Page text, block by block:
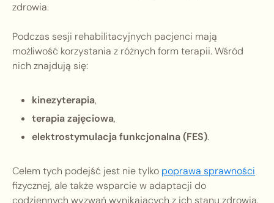
zdrowia.
Podczas sesji rehabilitacyjnych pacjenci mają
możliwość korzystania z różnych form terapii. Wśród
nich znajdują się:
kinezyterapia,
terapia zajęciowa,
elektrostymulacja funkcjonalna (FES).
Celem tych podejść jest nie tylko poprawa sprawności
fizycznej, ale także wsparcie w adaptacji do
codziennych wyzwań wynikających z ich stanu zdrowia.